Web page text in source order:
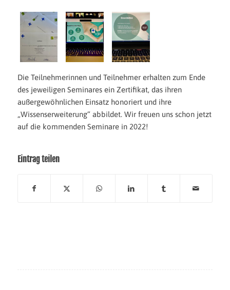
Die Teilnehmerinnen und Teilnehmer erhalten zum Ende
des jeweiligen Seminares ein Zertifikat, das ihren
außergewöhnlichen Einsatz honoriert und ihre
„Wissenserweiterung“ abbildet. Wir freuen uns schon jetzt
auf die kommenden Seminare in 2022!
Eintrag teilen